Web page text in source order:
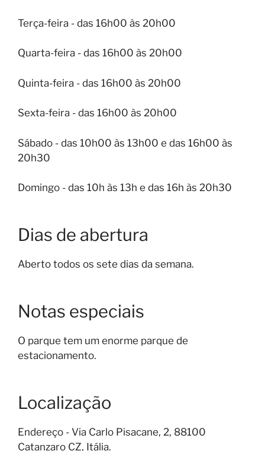
Terça-feira - das 16h00 às 20h00
Quarta-feira - das 16h00 às 20h00
Quinta-feira - das 16h00 às 20h00
Sexta-feira - das 16h00 às 20h00
Sábado - das 10h00 às 13h00 e das 16h00 às
20h30
Domingo - das 10h às 13h e das 16h às 20h30
Dias de abertura
Aberto todos os sete dias da semana.
Notas especiais
O parque tem um enorme parque de
estacionamento.
Localização
Endereço - Via Carlo Pisacane, 2, 88100
Catanzaro CZ, Itália.